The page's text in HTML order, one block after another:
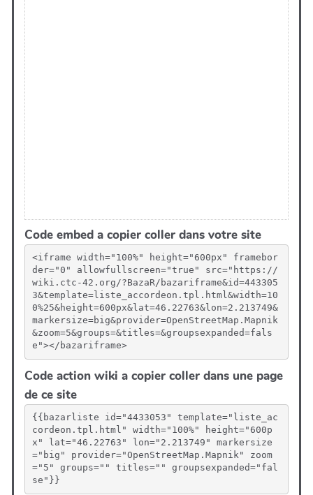
Code embed a copier coller dans votre site
<iframe width="100%" height="600px" framebor
der="0" allowfullscreen="true" src="https://
wiki.ctc-42.org/?BazaR/bazariframe&id=443305
3&template=liste_accordeon.tpl.html&width=10
0%25&height=600px&lat=46.22763&lon=2.213749&
markersize=big&provider=OpenStreetMap.Mapnik
&zoom=5&groups=&titles=&groupsexpanded=fals
e"></bazariframe>
Code action wiki a copier coller dans une page
de ce site
{{bazarliste id="4433053" template="liste_ac
cordeon.tpl.html" width="100%" height="600p
x" lat="46.22763" lon="2.213749" markersize
="big" provider="OpenStreetMap.Mapnik" zoom
="5" groups="" titles="" groupsexpanded="fal
se"}}